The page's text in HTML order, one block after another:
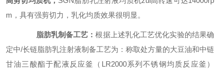
m，具有强剪切力，乳化均质效果很明显。
脂肪乳制备工艺：根据上述乳化工艺优化实验的结果确
定中/长链脂肪乳注射液制备工艺为：称取处方量的大豆油和中链
甘油三酸酯于配液反应釜（LR2000系列不锈钢均质反应釜）